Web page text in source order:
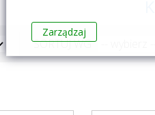
SORTUJ WG
Zarządzaj